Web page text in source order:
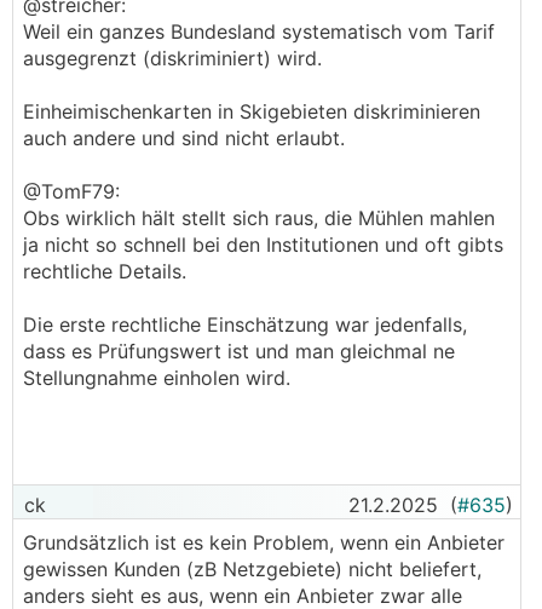
@streicher:
Weil ein ganzes Bundesland systematisch vom Tarif
ausgegrenzt (diskriminiert) wird.
Einheimischenkarten in Skigebieten diskriminieren
auch andere und sind nicht erlaubt.
@TomF79:
Obs wirklich hält stellt sich raus, die Mühlen mahlen
ja nicht so schnell bei den Institutionen und oft gibts
rechtliche Details.
Die erste rechtliche Einschätzung war jedenfalls,
dass es Prüfungswert ist und man gleichmal ne
Stellungnahme einholen wird.
ck 21.2.2025 (#635)
Grundsätzlich ist es kein Problem, wenn ein Anbieter
gewissen Kunden (zB Netzgebiete) nicht beliefert,
anders sieht es aus, wenn ein Anbieter zwar alle